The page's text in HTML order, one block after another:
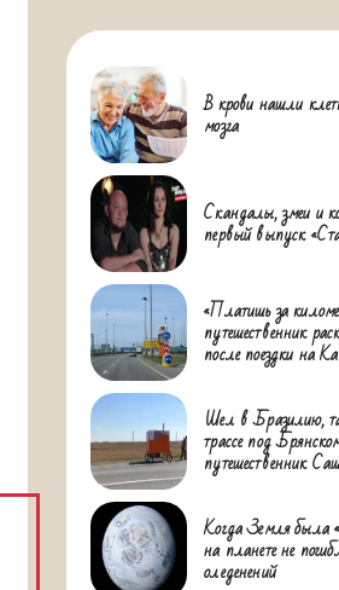
В крови нашли
мозга
Скандалы, змеи и
первый выпуск
«Платишь за
путешественник
после поездки на
Шел в Бразилию,
трассе под
путешественник
Когда Земля была
на планете не
оледенений